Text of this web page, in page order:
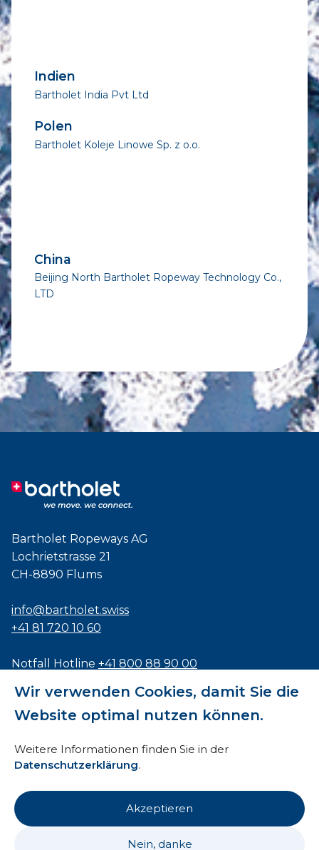
Wir verwenden Cookies, damit Sie die
Website optimal nutzen können.
Weitere Informationen finden Sie in der
Datenschutzerklärung.
Akzeptieren
Nein, danke
Indien
Bartholet India Pvt Ltd
Polen
Bartholet Koleje Linowe Sp. z o.o.
China
Beijing North Bartholet Ropeway Technology Co.,
LTD
Bartholet Ropeways AG
Lochrietstrasse 21
CH-8890 Flums
info@bartholet.swiss
+41 81 720 10 60
Notfall Hotline +41 800 88 90 00
Zertifiziert nachISO9001,EN1090und ISO3834
Impressum
AEB